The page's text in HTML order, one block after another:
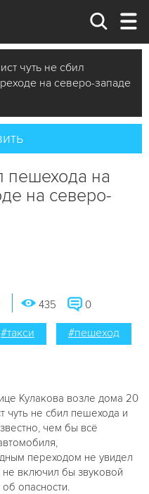
чуть не сбил
на северо-западе
пешехода на
на северо-
435 0
#такси #пешеход
Кулакова возле дома 20
чуть не сбил пешехода и
чем бы всё
переходом не увидел
включил бы звуковой
опасности.